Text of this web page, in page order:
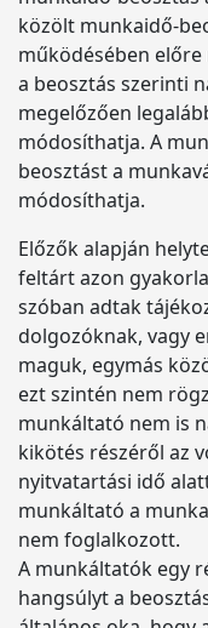
közölt munkaidő-
működésében
a beosztás szerinti
megelőzően
módosíthatja. A
beosztást a
módosíthatja.
Előzők alapján
feltárt azon
szóban adtak
dolgozóknak, vagy
maguk, egymás
ezt szintén nem
munkáltató nem is
kikötés részéről az
nyitvatartási idő
munkáltató a
nem foglalkozott.
A munkáltatók egy
hangsúlyt a